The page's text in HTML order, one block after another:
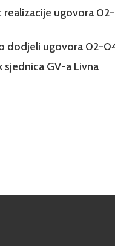
realizacije ugovora
dodjeli ugovora 02-
sjednica GV-a Livna